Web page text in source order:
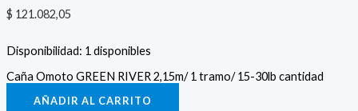
$ 121.082,05
Disponibilidad: 1 disponibles
Caña Omoto GREEN RIVER 2,15m/ 1 tramo/ 15-30lb cantidad
AÑADIR AL CARRITO